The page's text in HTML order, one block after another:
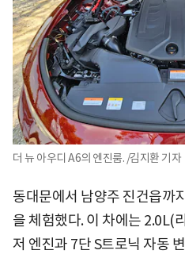
더 뉴 아우디 A6의 엔진룸. /김지환 기자
동대문에서 남양주 진건읍까
을 체험했다. 이 차에는 2.0L(
저 엔진과 7단 S트로닉 자동